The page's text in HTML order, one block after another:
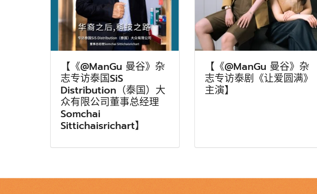
【《@ManGu 曼谷》杂
志专访泰国SiS
Distribution（泰国）大
众有限公司董事总经理
Somchai
Sittichaisrichart】
【《@ManGu 曼谷》杂
志专访泰剧《让爱圆满》
主演】